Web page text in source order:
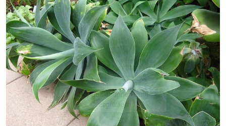
Doppelt antippen zum
vergrößern